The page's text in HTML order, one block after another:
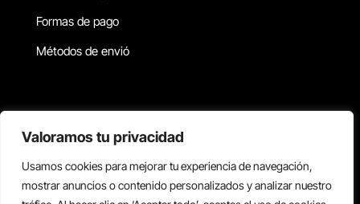
Valoramos tu privacidad
Usamos cookies para mejorar tu experiencia de navegación,
mostrar anuncios o contenido personalizados y analizar nuestro
Formas de pago
Métodos de envió
Copyright © 2026 Reisix. Todos los derechos reservados.